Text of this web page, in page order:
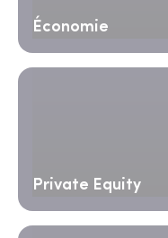
Économie
Private Equity